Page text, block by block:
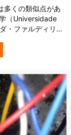
多くの類似点があ
（Universidade
・ファルディリャ
質を共有している
科学誌『Royal …